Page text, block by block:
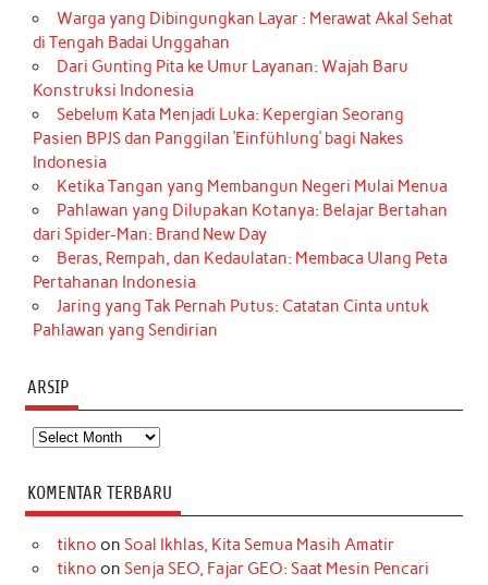
Warga yang Dibingungkan Layar : Merawat Akal Sehat
di Tengah Badai Unggahan
Dari Gunting Pita ke Umur Layanan: Wajah Baru
Konstruksi Indonesia
Sebelum Kata Menjadi Luka: Kepergian Seorang
Pasien BPJS dan Panggilan ‘Einfühlung’ bagi Nakes
Indonesia
Ketika Tangan yang Membangun Negeri Mulai Menua
Pahlawan yang Dilupakan Kotanya: Belajar Bertahan
dari Spider-Man: Brand New Day
Beras, Rempah, dan Kedaulatan: Membaca Ulang Peta
Pertahanan Indonesia
Jaring yang Tak Pernah Putus: Catatan Cinta untuk
Pahlawan yang Sendirian
ARSIP
Arsip
KOMENTAR TERBARU
tikno on Soal Ikhlas, Kita Semua Masih Amatir
tikno on Senja SEO, Fajar GEO: Saat Mesin Pencari